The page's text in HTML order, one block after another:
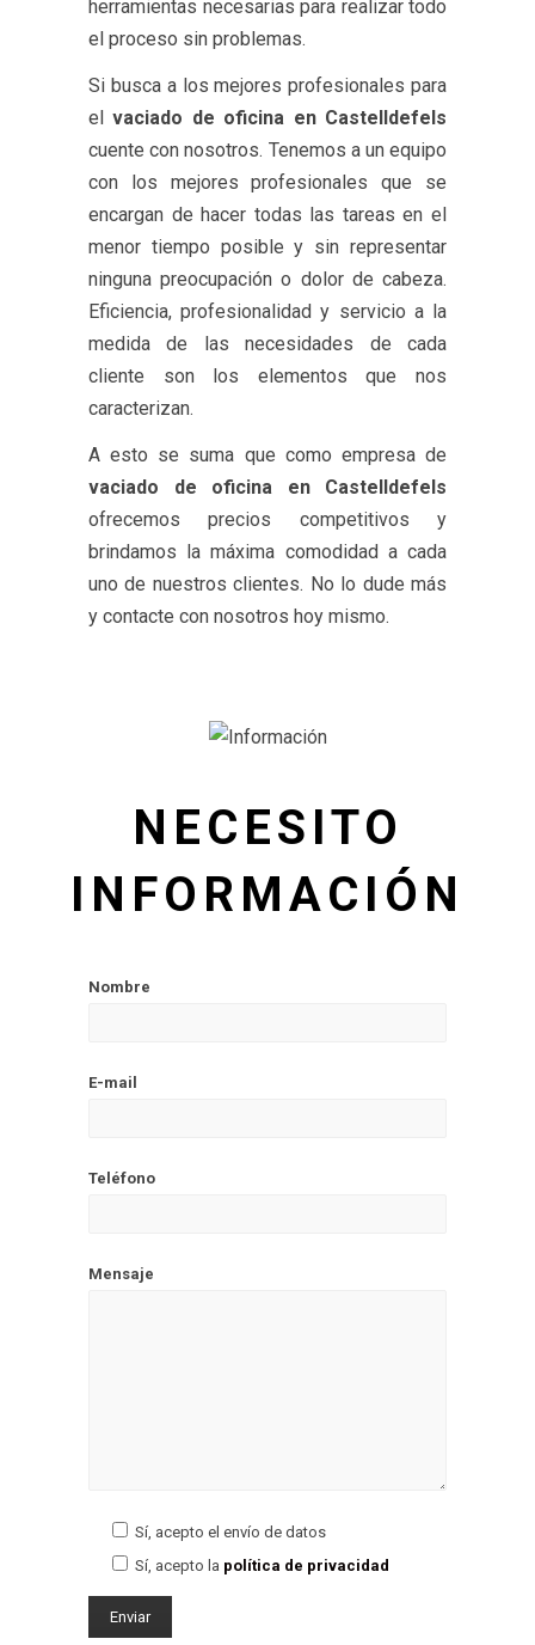
herramientas necesarias para realizar todo
el proceso sin problemas.
Si busca a los mejores profesionales para
elvaciado de oficina en Castelldefels
cuente con nosotros. Tenemos a un equipo
con los mejores profesionales que se
encargan de hacer todas las tareas en el
menor tiempo posible y sin representar
ninguna preocupación o dolor de cabeza.
Eficiencia, profesionalidad y servicio a la
medida de las necesidades de cada
cliente son los elementos que nos
caracterizan.
A esto se suma que como empresa de
vaciado de oficina en Castelldefels
ofrecemos precios competitivos y
brindamos la máxima comodidad a cada
uno de nuestros clientes. No lo dude más
y contacte con nosotros hoy mismo.
NECESITO
INFORMACIÓN
Nombre
E-mail
Teléfono
Mensaje
Sí, acepto el envío de datos
Sí, acepto la política de privacidad